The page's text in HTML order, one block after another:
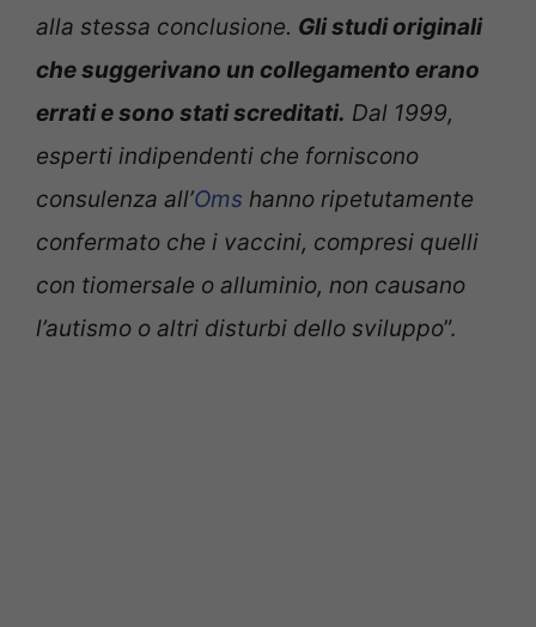
alla stessa conclusione. Gli studi originali
che suggerivano un collegamento erano
errati e sono stati screditati. Dal 1999,
esperti indipendenti che forniscono
consulenza all’Oms hanno ripetutamente
confermato che i vaccini, compresi quelli
con tiomersale o alluminio, non causano
l’autismo o altri disturbi dello sviluppo”.